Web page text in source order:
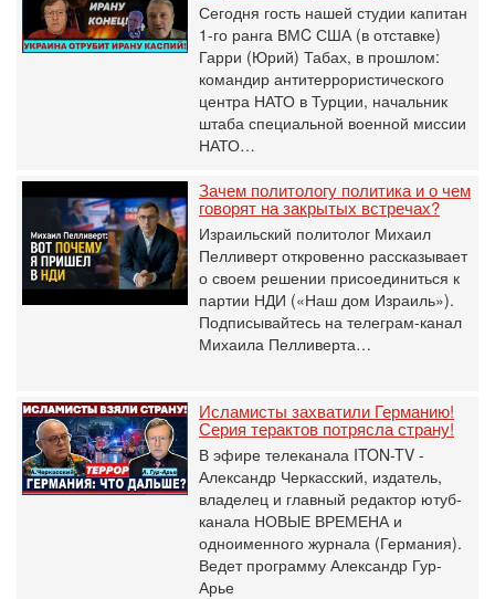
Сегодня гость нашей студии капитан
1-го ранга ВМC США (в отставке)
Гарри (Юрий) Табах, в прошлом:
командир антитеррористического
центра НАТО в Турции, начальник
штаба специальной военной миссии
НАТО…
Зачем политологу политика и о чем
говорят на закрытых встречах?
Израильский политолог Михаил
Пелливерт откровенно рассказывает
о своем решении присоединиться к
партии НДИ («Наш дом Израиль»).
Подписывайтесь на телеграм-канал
Михаила Пелливерта…
Исламисты захватили Германию!
Серия терактов потрясла страну!
В эфире телеканала ITON-TV -
Александр Черкасский, издатель,
владелец и главный редактор ютуб-
канала НОВЫЕ ВРЕМЕНА и
одноименного журнала (Германия).
Ведет программу Александр Гур-
Арье